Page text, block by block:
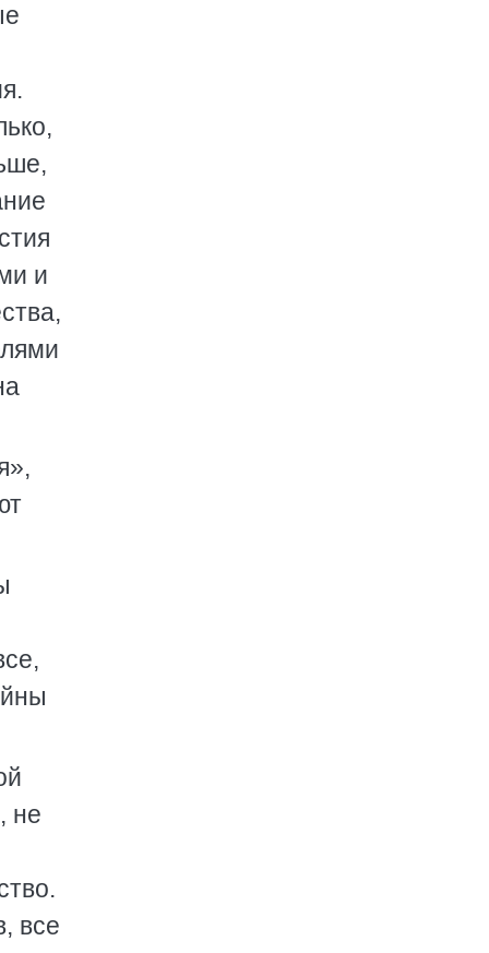
и
не
все